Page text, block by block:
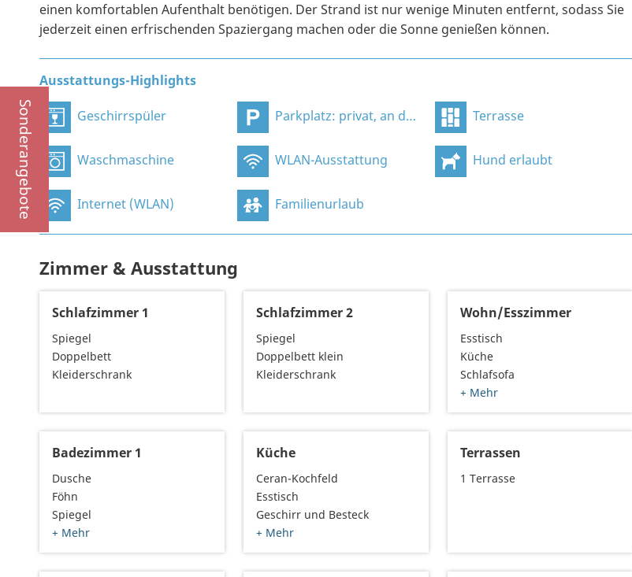
Sonderangebote
einen komfortablen Aufenthalt benötigen. Der Strand ist nur wenige Minuten entfernt, sodass Sie
jederzeit einen erfrischenden Spaziergang machen oder die Sonne genießen können.
Ausstattungs-Highlights
Geschirrspüler Parkplatz: privat, an der Unterkunft Terrasse
Waschmaschine WLAN-Ausstattung Hund erlaubt
Internet (WLAN) Familienurlaub
Zimmer & Ausstattung
Schlafzimmer 1
Spiegel
Doppelbett
Kleiderschrank
Schlafzimmer 2
Spiegel
Doppelbett klein
Kleiderschrank
Wohn/Esszimmer
Esstisch
Küche
Schlafsofa
+ Mehr
Badezimmer 1
Dusche
Föhn
Spiegel
+ Mehr
Küche
Ceran-Kochfeld
Esstisch
Geschirr und Besteck
+ Mehr
Terrassen
1 Terrasse